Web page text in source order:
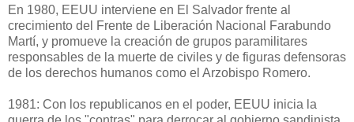
En 1980, EEUU interviene en El Salvador frente al
crecimiento del Frente de Liberación Nacional Farabundo
Martí, y promueve la creación de grupos paramilitares
responsables de la muerte de civiles y de figuras defensoras
de los derechos humanos como el Arzobispo Romero.
1981: Con los republicanos en el poder, EEUU inicia la